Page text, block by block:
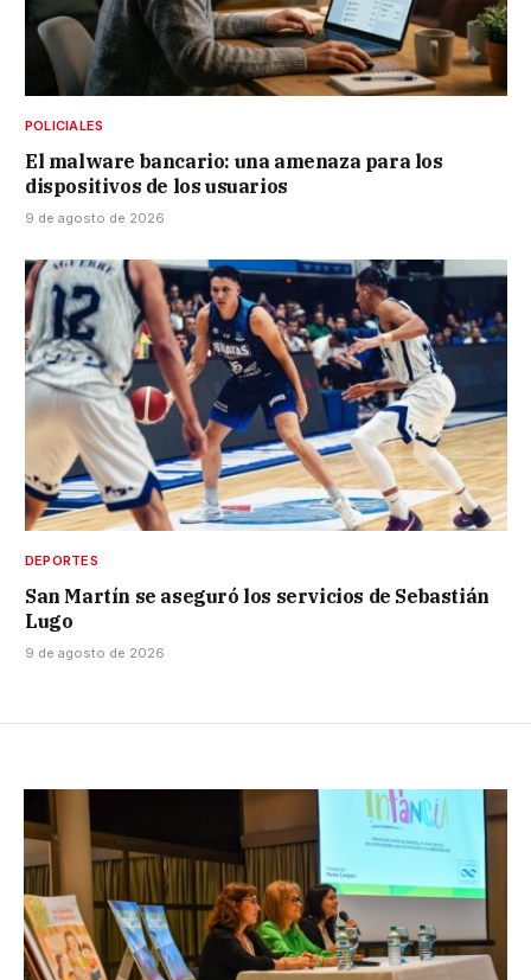
POLICIALES
El malware bancario: una amenaza para los
dispositivos de los usuarios
9 de agosto de 2026
DEPORTES
San Martín se aseguró los servicios de Sebastián
Lugo
9 de agosto de 2026